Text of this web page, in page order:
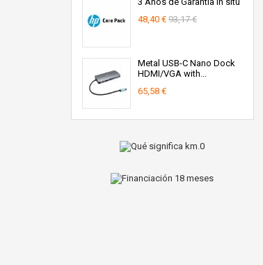
48,40 € 93,17 €
Metal USB-C Nano Dock
HDMI/VGA with...
65,58 €